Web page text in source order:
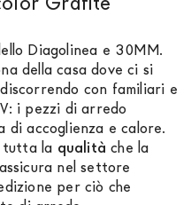
Diagolinea e 30MM.
della casa dove ci si
con familiari e
i pezzi di arredo
di accoglienza e calore.
tutta la qualità che la
nel settore
per ciò che